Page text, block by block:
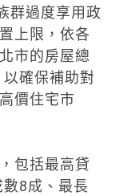
群過度享用政
上限，依各
市的房屋總
確保補助對
價住宅市
包括最高貸
8成、最長